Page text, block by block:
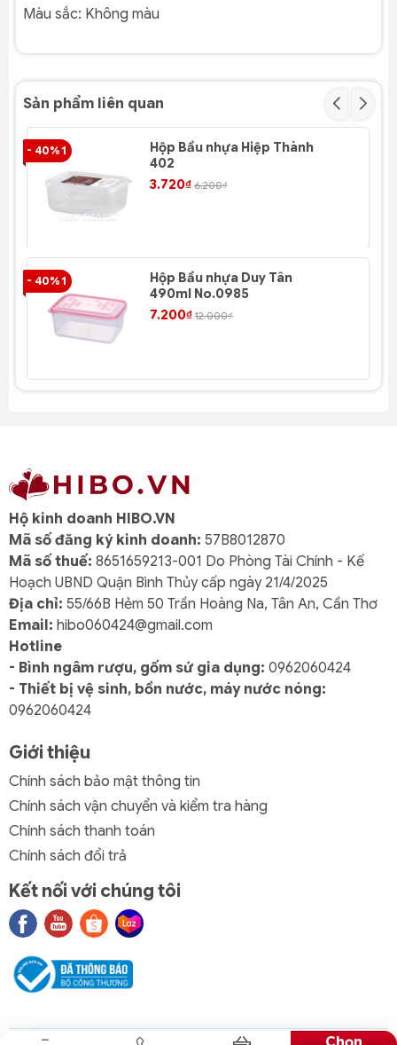
Màu sắc: Không màu
Sản phẩm liên quan
- 40% 1
Hộp Bầu nhựa Hiệp Thành
402
3.720₫ 6.200₫
- 40% 1
Hộp Bầu nhựa Duy Tân
490ml No.0985
7.200₫ 12.000₫
Hộ kinh doanh HIBO.VN
Mã số đăng ký kinh doanh: 57B8012870
Mã số thuế: 8651659213-001 Do Phòng Tài Chính - Kế
Hoạch UBND Quận Bình Thủy cấp ngày 21/4/2025
Địa chỉ: 55/66B Hẻm 50 Trần Hoàng Na, Tân An, Cần Thơ
Email: hibo060424@gmail.com
Hotline
- Bình ngâm rượu, gốm sứ gia dụng: 0962060424
- Thiết bị vệ sinh, bồn nước, máy nước nóng:
0962060424
Giới thiệu
Chính sách bảo mật thông tin
Chính sách vận chuyển và kiểm tra hàng
Chính sách thanh toán
Chính sách đổi trả
Kết nối với chúng tôi